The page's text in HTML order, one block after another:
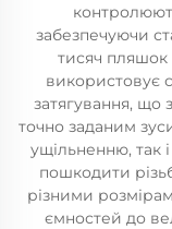
забезпечуючи
тисяч пляшок
використовує
затягування, що
точно заданим
ущільненню, так
пошкодити
різними
ємностей до